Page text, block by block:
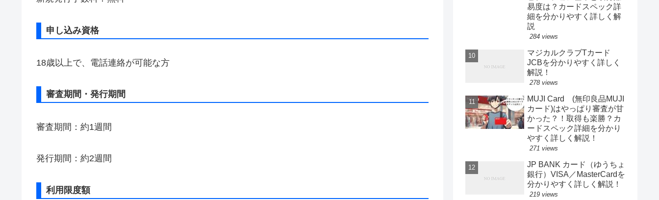
申し込み資格
18歳以上で、電話連絡が可能な方
審査期間・発行期間
審査期間：約1週間
発行期間：約2週間
利用限度額
易度は？カードスペック詳
細を分かりやすく詳しく解
説
284 views
マジカルクラブTカード
JCBを分かりやすく詳しく
解説！
278 views
MUJI Card (無印良品MUJI
カード)はやっぱり審査が甘
かった？！取得も楽勝？カ
ードスペック詳細を分かり
やすく詳しく解説！
271 views
JP BANK カード（ゆうちょ
銀行）VISA／MasterCardを
分かりやすく詳しく解説！
219 views